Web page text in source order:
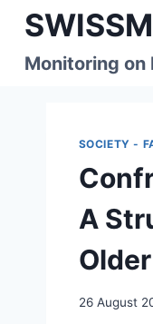
Skip
contentMonitoring on
SOCIETY -
A
26 August